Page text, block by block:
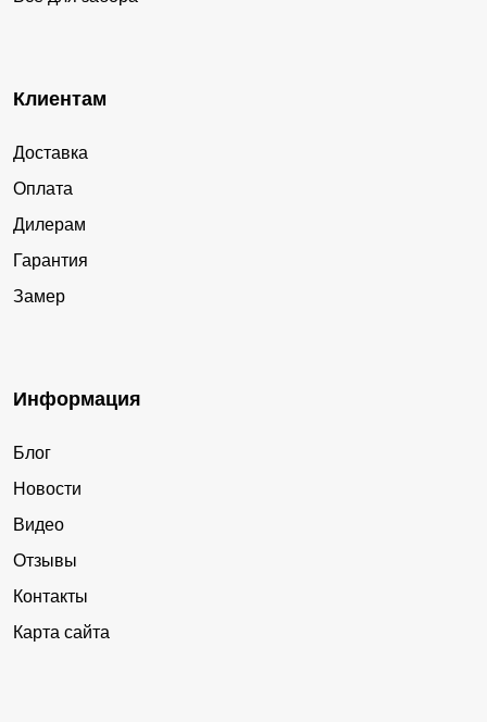
Клиентам
Доставка
Оплата
Дилерам
Гарантия
Замер
Информация
Блог
Новости
Видео
Отзывы
Контакты
Карта сайта